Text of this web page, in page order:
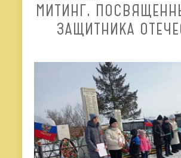
МИТИНГ,
ЗАЩИТНИКА